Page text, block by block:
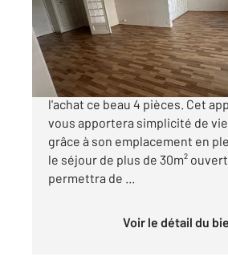
Appartement F4 à vendre
139 900 €
Votre agence CENTURY21
l'achat ce beau 4 pièces. Cet
vous apportera simplicité de
grâce à son emplacement en
le séjour de plus de 30m²
permettra de ...
Voir le détail du